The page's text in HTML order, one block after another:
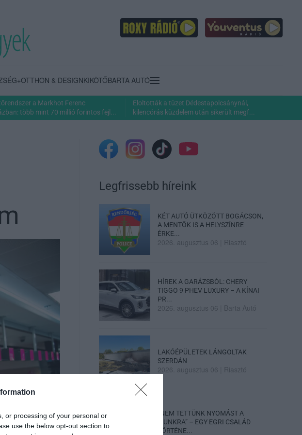
or processing of your personal or
use the below opt-out section to
OTTHON & DESIGNKIKÖTŐBARTA AUTÓ
a Markhot Ferenc
több mint 70 millió forintos fejl...
Eloltották a tüzet Dédestapolcsánynál,
kilencórás küzdelem után sikerült megf...
Legfrissebb híreink
KÉT AUTÓ ÜTKÖZÖTT BOGÁCSON,
A MENTŐK IS A HELYSZÍNRE
ÉRKE...
2026. augusztus 06 Riasztó
HÍREK A GARÁZSBÓL: CHERY
TIGGO 9 PHEV LUXURY – A KÍNAI
PR...
2026. augusztus 06 Barta Autó
LAKÓÉPÜLETEK LÁNGOLTAK
SZERDÁN
2026. augusztus 06 Riasztó
„NEM TETTÜNK NYOMÁST A
FIUNKRA” – EGY EGRI CSALÁD
TÖRTÉNE...